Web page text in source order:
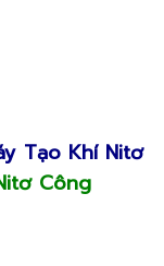
Tạo Khí Nitơ
Công